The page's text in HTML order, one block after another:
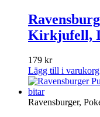
Kirkjufell,
179 kr
Lägg till i varukorg
Ravensburger,